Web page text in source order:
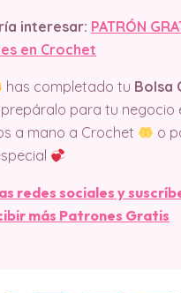
interesar: PATRÓN
en Crochet
has completado tu Bolsa
para tu negocio
a mano a Crochet
o
redes sociales y
más Patrones Gratis